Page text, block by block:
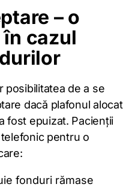
– o
cazul
posibilitatea de a se
dacă plafonul alocat
fost epuizat. Pacienții
pentru o
fonduri rămase